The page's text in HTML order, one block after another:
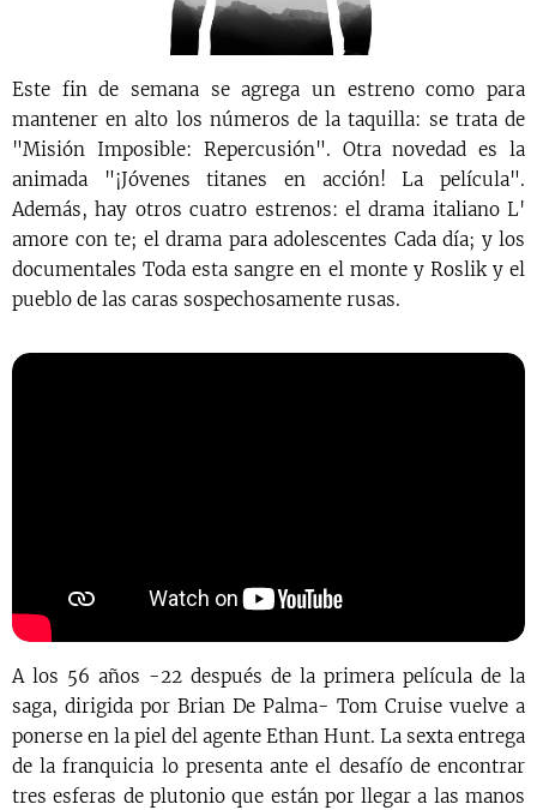
Este fin de semana se agrega un estreno como para
mantener en alto los números de la taquilla: se trata de
"Misión Imposible: Repercusión". Otra novedad es la
animada "¡Jóvenes titanes en acción! La película".
Además, hay otros cuatro estrenos: el drama italiano L'
amore con te; el drama para adolescentes Cada día; y los
documentales Toda esta sangre en el monte y Roslik y el
pueblo de las caras sospechosamente rusas.
A los 56 años -22 después de la primera película de la
saga, dirigida por Brian De Palma- Tom Cruise vuelve a
ponerse en la piel del agente Ethan Hunt. La sexta entrega
de la franquicia lo presenta ante el desafío de encontrar
tres esferas de plutonio que están por llegar a las manos